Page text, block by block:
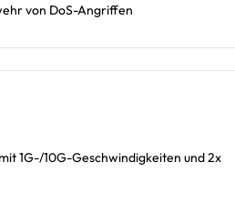
von DoS-Angriffen
1G-/10G-Geschwindigkeiten und 2x